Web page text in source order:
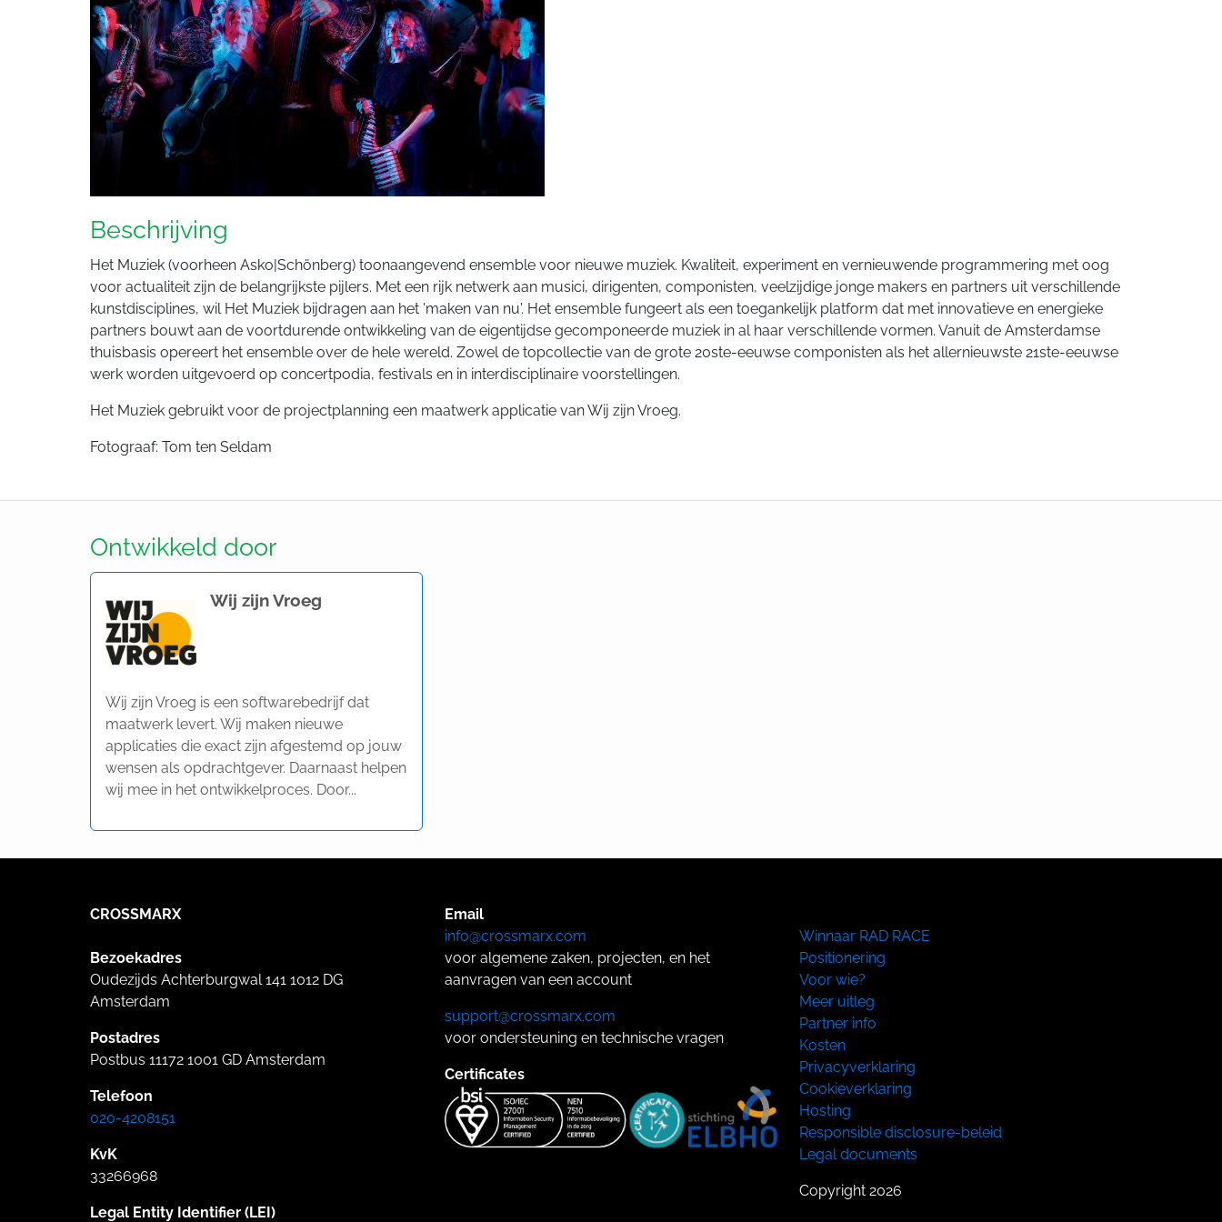
Beschrijving
Het Muziek (voorheen Asko|Schönberg) toonaangevend ensemble voor nieuwe muziek. Kwaliteit, experiment en vernieuwende programmering met oog
voor actualiteit zijn de belangrijkste pijlers. Met een rijk netwerk aan musici, dirigenten, componisten, veelzijdige jonge makers en partners uit verschillende
kunstdisciplines, wil Het Muziek bijdragen aan het 'maken van nu'. Het ensemble fungeert als een toegankelijk platform dat met innovatieve en energieke
partners bouwt aan de voortdurende ontwikkeling van de eigentijdse gecomponeerde muziek in al haar verschillende vormen. Vanuit de Amsterdamse
thuisbasis opereert het ensemble over de hele wereld. Zowel de topcollectie van de grote 20ste-eeuwse componisten als het allernieuwste 21ste-eeuwse
werk worden uitgevoerd op concertpodia, festivals en in interdisciplinaire voorstellingen.
Het Muziek gebruikt voor de projectplanning een maatwerk applicatie van Wij zijn Vroeg.
Fotograaf: Tom ten Seldam
Ontwikkeld door
Wij zijn Vroeg
Wij zijn Vroeg is een softwarebedrijf dat
maatwerk levert. Wij maken nieuwe
applicaties die exact zijn afgestemd op jouw
wensen als opdrachtgever. Daarnaast helpen
wij mee in het ontwikkelproces. Door...
CROSSMARX
Bezoekadres
Oudezijds Achterburgwal 141 1012 DG
Amsterdam
Postadres
Postbus 11172 1001 GD Amsterdam
Telefoon
020-4208151
KvK
33266968
Legal Entity Identifier (LEI)
Email
info@crossmarx.com
voor algemene zaken, projecten, en het
aanvragen van een account
support@crossmarx.com
voor ondersteuning en technische vragen
Certificates
Winnaar RAD RACE
Positionering
Voor wie?
Meer uitleg
Partner info
Kosten
Privacyverklaring
Cookieverklaring
Hosting
Responsible disclosure-beleid
Legal documents
Copyright 2026